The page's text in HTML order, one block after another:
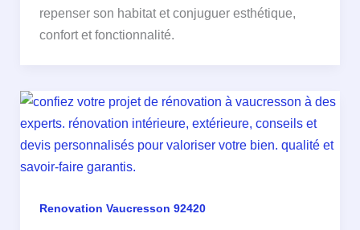
repenser son habitat et conjuguer esthétique,
confort et fonctionnalité.
Renovation Vaucresson 92420